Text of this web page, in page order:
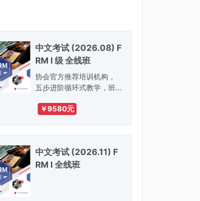
中文考试 (2026.08) F
RM I 级 全线班
协会官方推荐培训机构，
五步进阶循环式教学，班
决备考路上遇到的难题。
￥9580元
中文考试 (2026.11) F
RM I 全线班